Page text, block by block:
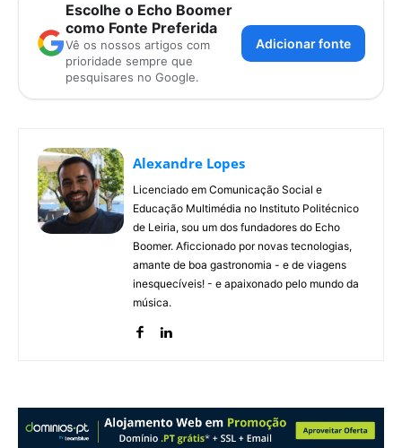
Escolhe o Echo Boomer
como Fonte Preferida
Vê os nossos artigos com
prioridade sempre que
pesquisares no Google.
Adicionar fonte
Alexandre Lopes
Licenciado em Comunicação Social e
Educação Multimédia no Instituto Politécnico
de Leiria, sou um dos fundadores do Echo
Boomer. Aficcionado por novas tecnologias,
amante de boa gastronomia - e de viagens
inesquecíveis! - e apaixonado pelo mundo da
música.